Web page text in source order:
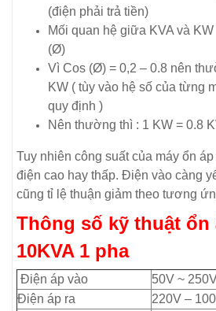
(điện phải trả tiền)
Mối quan hệ giữa KVA và
(Ø)
Vì Cos (Ø) = 0,2 – 0.8 nên
KW ( tùy vào hệ số của từng
quy định )
Nên thường thì : 1 KW = 0.8
Tuy nhiên công suất của máy ổn
điện cao hay thấp. Điện vào càng
cũng tỉ lệ thuận giảm theo tương
Thông số kỹ thuật ổn
10KVA 1 pha
Điện áp vào
50V ~
Điện áp ra
220V –